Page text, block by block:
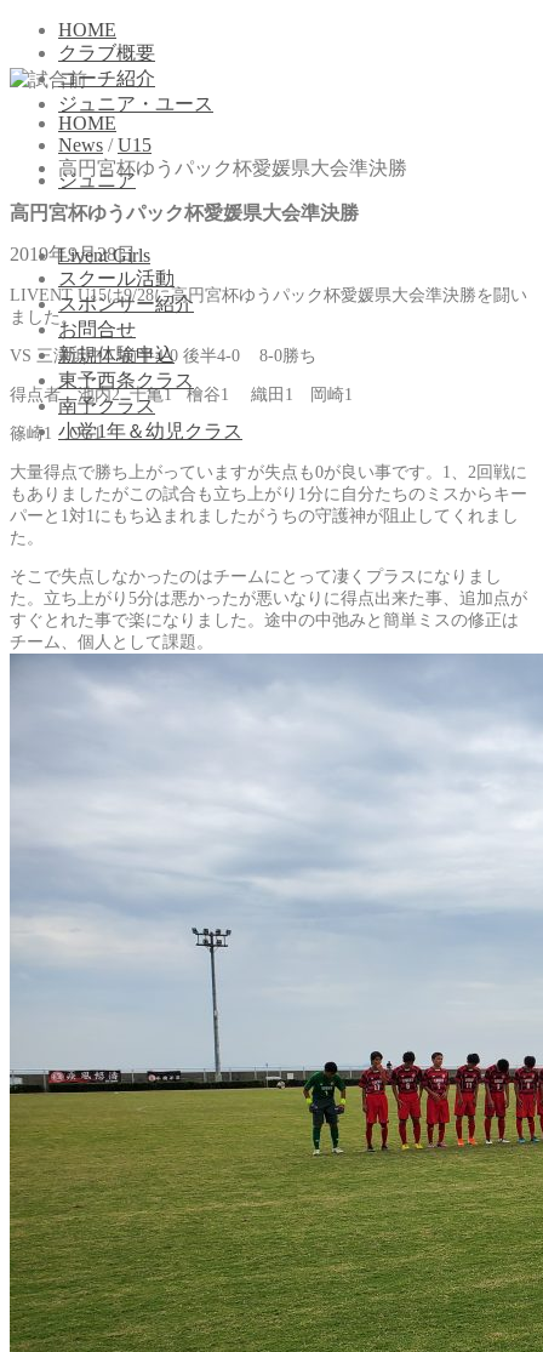
HOME
クラブ概要
コーチ紹介
ジュニア・ユース
ジュニア
Livent Girls
スクール活動
スポンサー紹介
お問合せ
新規体験申込
東予西条クラス
南予クラス
小学1年＆幼児クラス
HOME
News /U15
高円宮杯ゆうパック杯愛媛県大会準決勝
高円宮杯ゆうパック杯愛媛県大会準決勝
2019年9月28日
LIVENT U15は9/28に高円宮杯ゆうパック杯愛媛県大会準決勝を闘い
ました。
VS 三津浜中 前半4-0 後半4-0 8-0勝ち
得点者 池内2 十亀1 檜谷1 織田1 岡崎1
篠崎1 OG1
大量得点で勝ち上がっていますが失点も0が良い事です。1、2回戦に
もありましたがこの試合も立ち上がり1分に自分たちのミスからキー
パーと1対1にもち込まれましたがうちの守護神が阻止してくれまし
た。
そこで失点しなかったのはチームにとって凄くプラスになりまし
た。立ち上がり5分は悪かったが悪いなりに得点出来た事、追加点が
すぐとれた事で楽になりました。途中の中弛みと簡単ミスの修正は
チーム、個人として課題。